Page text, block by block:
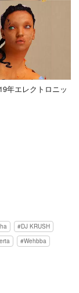
年エレクトロニッ
DJ KRUSH
Wehbba